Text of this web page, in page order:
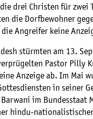
drei Christen für zwei
die Dorfbewohner
Angreifer keine
stürmten am 13.
Pastor Pilly
Anzeige ab. Im Mai
in seiner
im Bundesstaat
hindu-